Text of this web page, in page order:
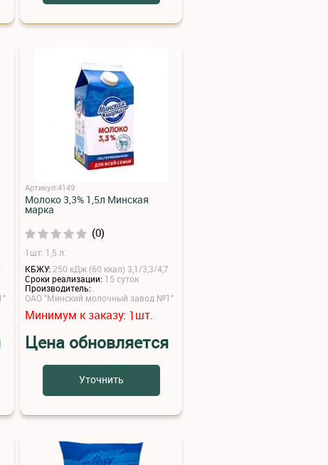
Артикул:4149
Молоко 3,3% 1,5л Минская
марка
(0)
1шт: 1,5 л.
КБЖУ: 250 кДж (60 ккал) 3,1/3,3/4,7
Сроки реализации: 15 суток
Производитель:
ОАО "Минский молочный завод №1"
Минимум к заказу: 1шт.
Цена обновляется
Уточнить